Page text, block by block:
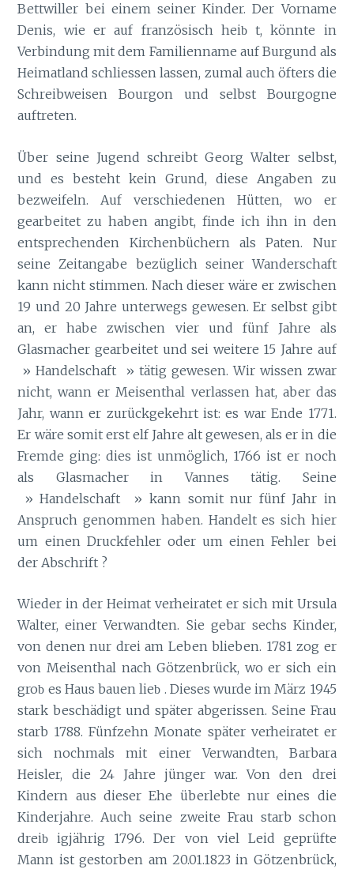
Bettwiller bei einem seiner Kinder. Der Vorname
Denis, wie er auf französisch heibt, könnte in
Verbindung mit dem Familienname auf Burgund als
Heimatland schliessen lassen, zumal auch öfters die
Schreibweisen Bourgon und selbst Bourgogne
auftreten.
Über seine Jugend schreibt Georg Walter selbst,
und es besteht kein Grund, diese Angaben zu
bezweifeln. Auf verschiedenen Hütten, wo er
gearbeitet zu haben angibt, finde ich ihn in den
entsprechenden Kirchenbüchern als Paten. Nur
seine Zeitangabe bezüglich seiner Wanderschaft
kann nicht stimmen. Nach dieser wäre er zwischen
19 und 20 Jahre unterwegs gewesen. Er selbst gibt
an, er habe zwischen vier und fünf Jahre als
Glasmacher gearbeitet und sei weitere 15 Jahre auf
» Handelschaft » tätig gewesen. Wir wissen zwar
nicht, wann er Meisenthal verlassen hat, aber das
Jahr, wann er zurückgekehrt ist: es war Ende 1771.
Er wäre somit erst elf Jahre alt gewesen, als er in die
Fremde ging: dies ist unmöglich, 1766 ist er noch
als Glasmacher in Vannes tätig. Seine
» Handelschaft » kann somit nur fünf Jahr in
Anspruch genommen haben. Handelt es sich hier
um einen Druckfehler oder um einen Fehler bei
der Abschrift ?
Wieder in der Heimat verheiratet er sich mit Ursula
Walter, einer Verwandten. Sie gebar sechs Kinder,
von denen nur drei am Leben blieben. 1781 zog er
von Meisenthal nach Götzenbrück, wo er sich ein
grob es Haus bauen lieb . Dieses wurde im März 1945
stark beschädigt und später abgerissen. Seine Frau
starb 1788. Fünfzehn Monate später verheiratet er
sich nochmals mit einer Verwandten, Barbara
Heisler, die 24 Jahre jünger war. Von den drei
Kindern aus dieser Ehe überlebte nur eines die
Kinderjahre. Auch seine zweite Frau starb schon
dreib
igjährig 1796. Der von viel Leid geprüfte
Mann ist gestorben am 20.01.1823 in Götzenbrück,